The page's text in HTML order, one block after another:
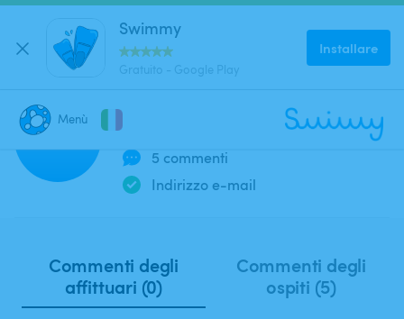
Swimmy
Installare
Menù
Dove stai cercando una piscina?
Quando?
of
5 commenti
Indirizzo e-mail
Commenti degli
affittuari (0)
Commenti degli
ospiti (5)